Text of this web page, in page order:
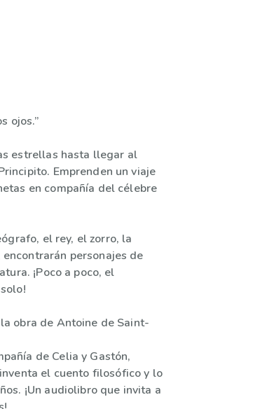
ojos.”
estrellas hasta llegar al
Emprenden un viaje
en compañía del célebre
el rey, el zorro, la
personajes de
¡Poco a poco, el
obra de Antoine de Saint-
de Celia y Gastón,
el cuento filosófico y lo
¡Un audiolibro que invita a